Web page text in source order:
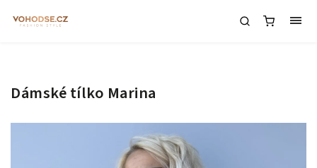
Dámské tílko Marina